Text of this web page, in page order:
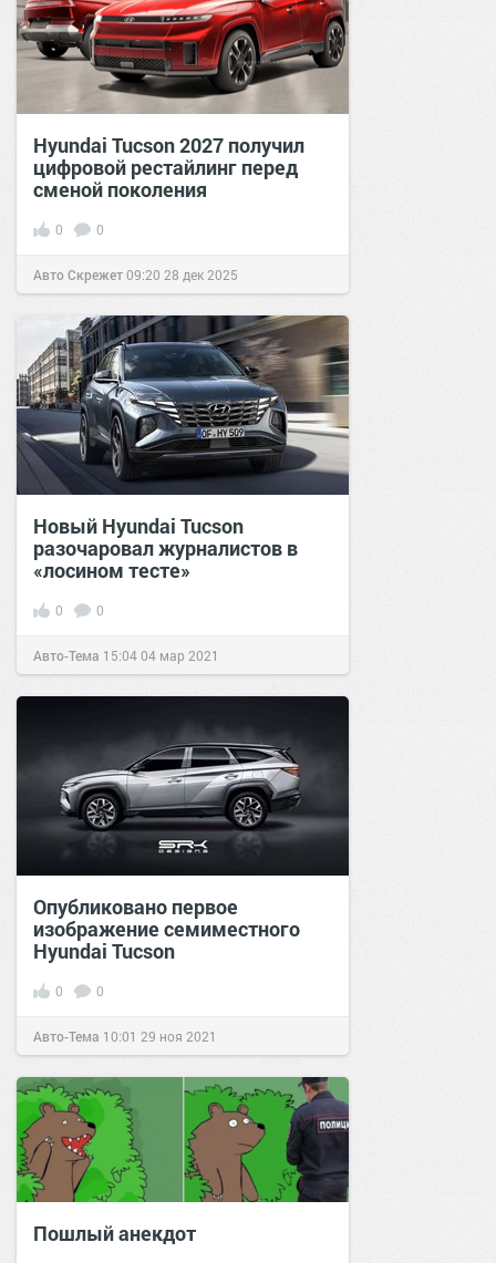
Hyundai Tucson 2027 получил
цифровой рестайлинг перед
сменой поколения
0 0
Авто Скрежет09:20 28 дек 2025
Новый Hyundai Tucson
разочаровал журналистов в
«лосином тесте»
0 0
Авто-Тема 15:0404 мар 2021
Опубликовано первое
изображение семиместного
Hyundai Tucson
0 0
Авто-Тема 10:01 29 ноя 2021
Пошлый анекдот